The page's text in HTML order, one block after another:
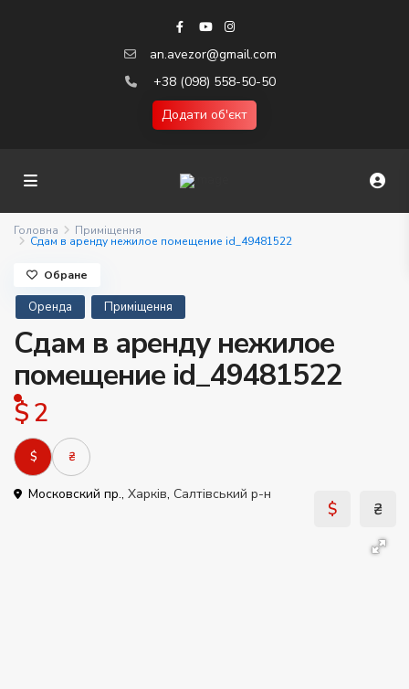
an.avezor@gmail.com
+38 (098) 558-50-50
Додати об'єкт
Головна Приміщення
Сдам в аренду нежилое помещение id_49481522
Оренда Приміщення
Сдам в аренду нежилое
помещение id_49481522
$ 2
$ ₴
Московский пр., Харків, Салтівський р-н
Обране
$ ₴